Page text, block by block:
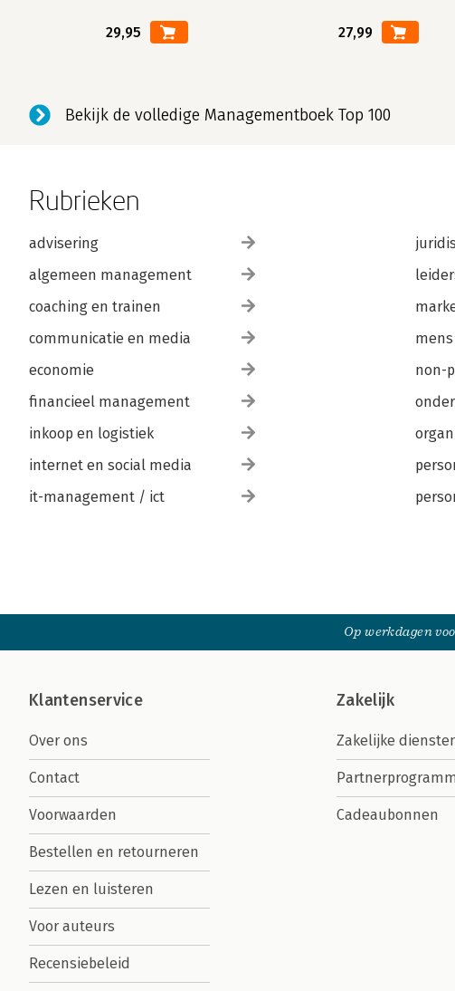
29,95 27,99
Bekijk de volledige Managementboek Top 100
Rubrieken
advisering
algemeen management
coaching en trainen
communicatie en media
economie
financieel management
inkoop en logistiek
internet en social media
it-management / ict
non-
Op werkdagen
Klantenservice
Over ons
Contact
Voorwaarden
Bestellen en retourneren
Lezen en luisteren
Voor auteurs
Recensiebeleid
Zakelijk
Zakelijke
Cadeaubonnen